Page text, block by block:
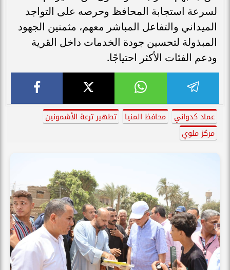
لسرعة استجابة المحافظ وحرصه على التواجد
الميداني والتفاعل المباشر معهم، مثمنين الجهود
المبذولة لتحسين جودة الخدمات داخل القرية
ودعم الفئات الأكثر احتياجًا.
عماد كدواني محافظ المنيا
تطهير ترعة الأشمونين
مركز ملوي